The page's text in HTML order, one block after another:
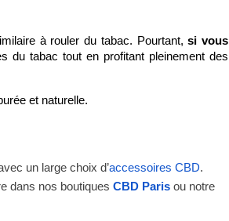
à rouler du tabac. Pourtant, si vous
du tabac tout en profitant pleinement des
et naturelle.
un large choix d’accessoires CBD.
dans nos boutiques CBD Paris ou notre